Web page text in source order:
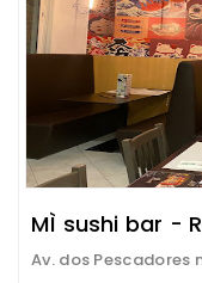
MÌ sushi bar -
Av. dos Pescadores